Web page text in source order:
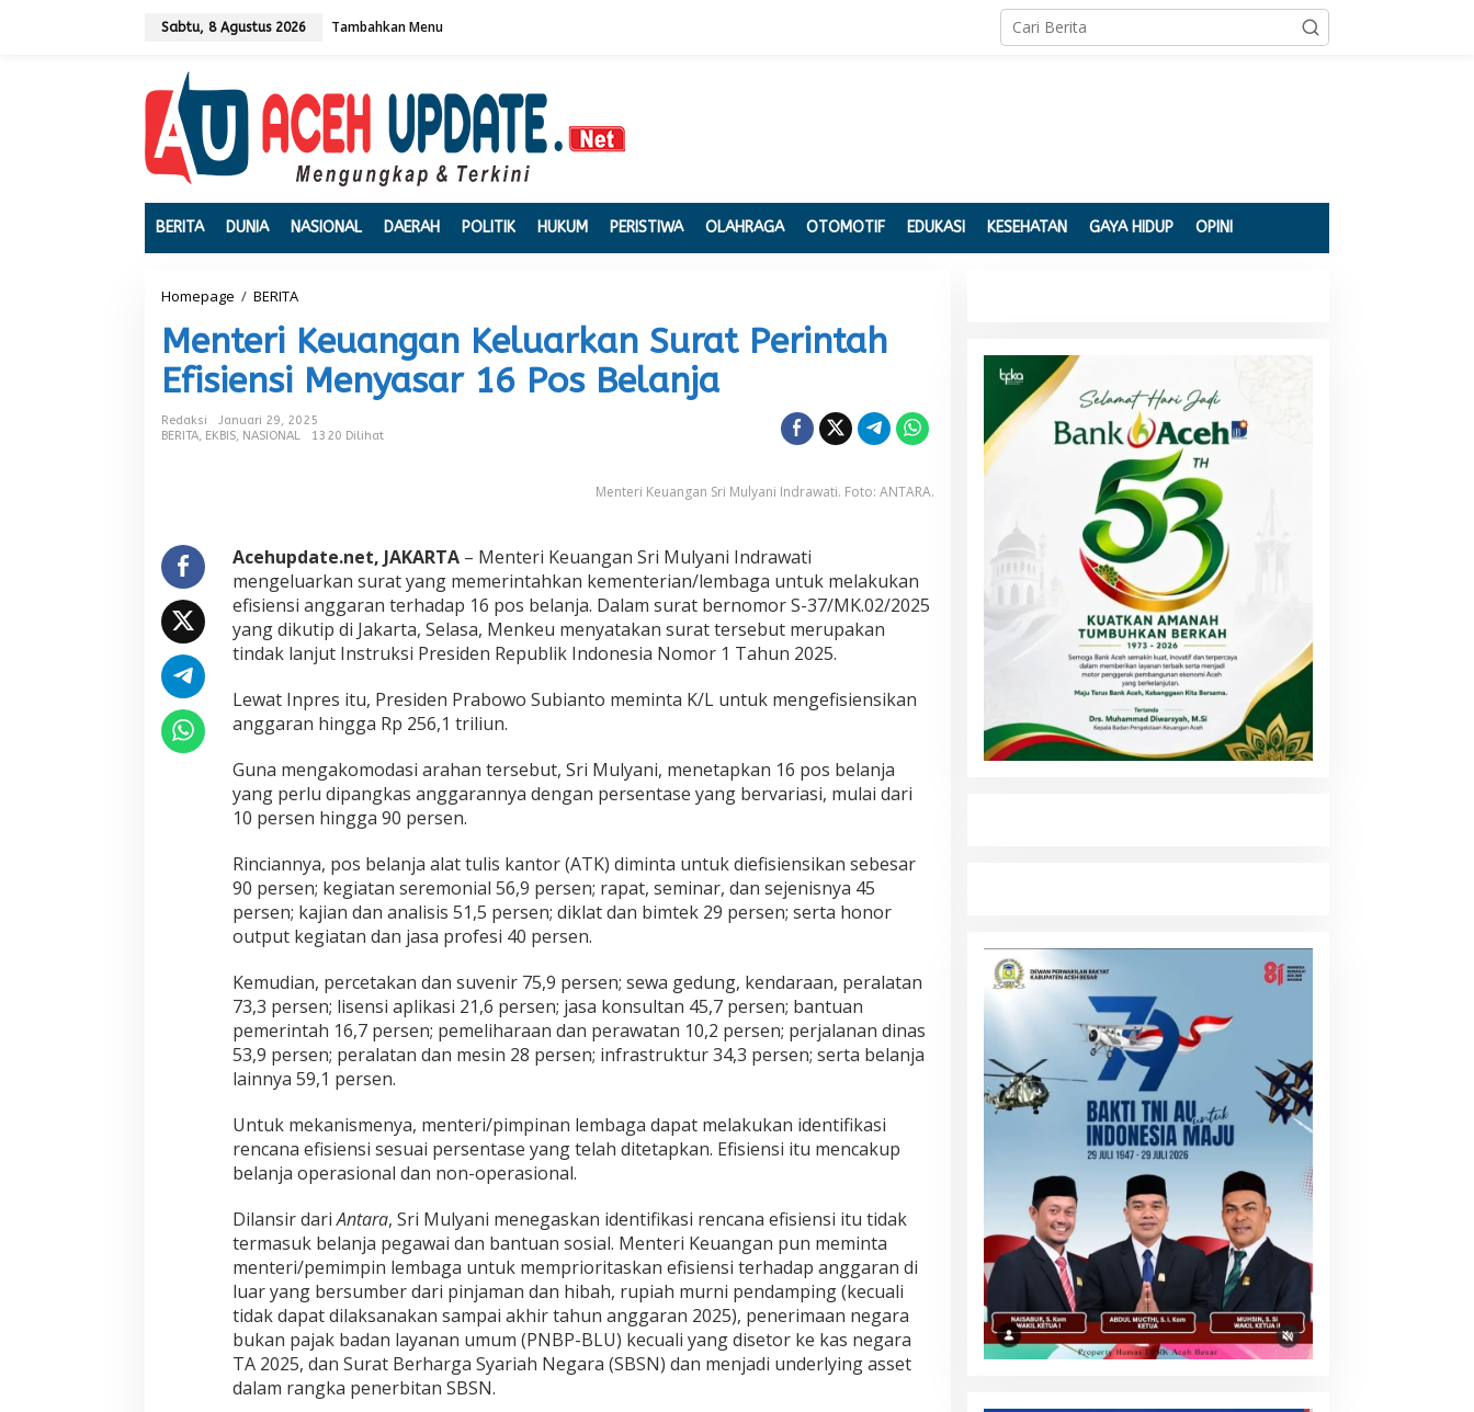
Sabtu, 8 Agustus 2026 Tambahkan Menu
BERITA DUNIA NASIONAL DAERAH POLITIK HUKUM PERISTIWA OLAHRAGA OTOMOTIF EDUKASI KESEHATAN GAYA HIDUP OPINI
Homepage / BERITA
n
t
i
K
a
K
e
l
u
k
a
S
u
a
P
e
r
n
a
h
E
i
s
e
n
i
e
n
y
a
s
a
r
6
P
Menteri Keuangan Keluarkan Surat Perintah
Efisiensi Menyasar 16 Pos Belanja
Redaksi
Januari 29, 2025
BERITA, EKBIS, NASIONAL 1320 Dilihat
Menteri Keuangan Sri Mulyani Indrawati. Foto: ANTARA.
Acehupdate.net, JAKARTA– Menteri Keuangan Sri Mulyani Indrawati
mengeluarkan surat yang memerintahkan kementerian/lembaga untuk melakukan
efisiensi anggaran terhadap 16 pos belanja. Dalam surat bernomor S-37/MK.02/2025
yang dikutip di Jakarta, Selasa, Menkeu menyatakan surat tersebut merupakan
tindak lanjut Instruksi Presiden Republik Indonesia Nomor 1 Tahun 2025.
Lewat Inpres itu, Presiden Prabowo Subianto meminta K/L untuk mengefisiensikan
anggaran hingga Rp 256,1 triliun.
Guna mengakomodasi arahan tersebut, Sri Mulyani, menetapkan 16 pos belanja
yang perlu dipangkas anggarannya dengan persentase yang bervariasi, mulai dari
10 persen hingga 90 persen.
Rinciannya, pos belanja alat tulis kantor (ATK) diminta untuk diefisiensikan sebesar
90 persen; kegiatan seremonial 56,9 persen; rapat, seminar, dan sejenisnya 45
persen; kajian dan analisis 51,5 persen; diklat dan bimtek 29 persen; serta honor
output kegiatan dan jasa profesi 40 persen.
Kemudian, percetakan dan suvenir 75,9 persen; sewa gedung, kendaraan, peralatan
73,3 persen; lisensi aplikasi 21,6 persen; jasa konsultan 45,7 persen; bantuan
pemerintah 16,7 persen; pemeliharaan dan perawatan 10,2 persen; perjalanan dinas
53,9 persen; peralatan dan mesin 28 persen; infrastruktur 34,3 persen; serta belanja
lainnya 59,1 persen.
Untuk mekanismenya, menteri/pimpinan lembaga dapat melakukan identifikasi
rencana efisiensi sesuai persentase yang telah ditetapkan. Efisiensi itu mencakup
belanja operasional dan non-operasional.
Dilansir dariAntara, Sri Mulyani menegaskan identifikasi rencana efisiensi itu tidak
termasuk belanja pegawai dan bantuan sosial. Menteri Keuangan pun meminta
menteri/pemimpin lembaga untuk memprioritaskan efisiensi terhadap anggaran di
luar yang bersumber dari pinjaman dan hibah, rupiah murni pendamping (kecuali
tidak dapat dilaksanakan sampai akhir tahun anggaran 2025), penerimaan negara
bukan pajak badan layanan umum (PNBP-BLU) kecuali yang disetor ke kas negara
TA 2025, dan Surat Berharga Syariah Negara (SBSN) dan menjadi underlying asset
dalam rangka penerbitan SBSN.